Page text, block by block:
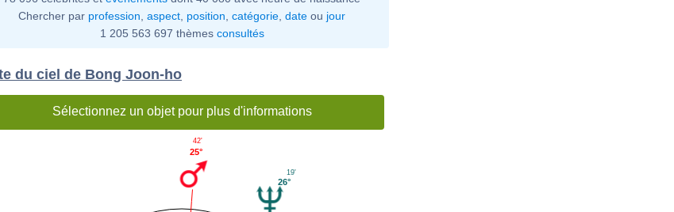
Chercher par profession aspect position catégorie date ou jour
1 205 563 697 thèmes consultés
du ciel de Bong Joon-ho
Sélectionnez un objet pour plus d'informations
26°
19'
25°
42'